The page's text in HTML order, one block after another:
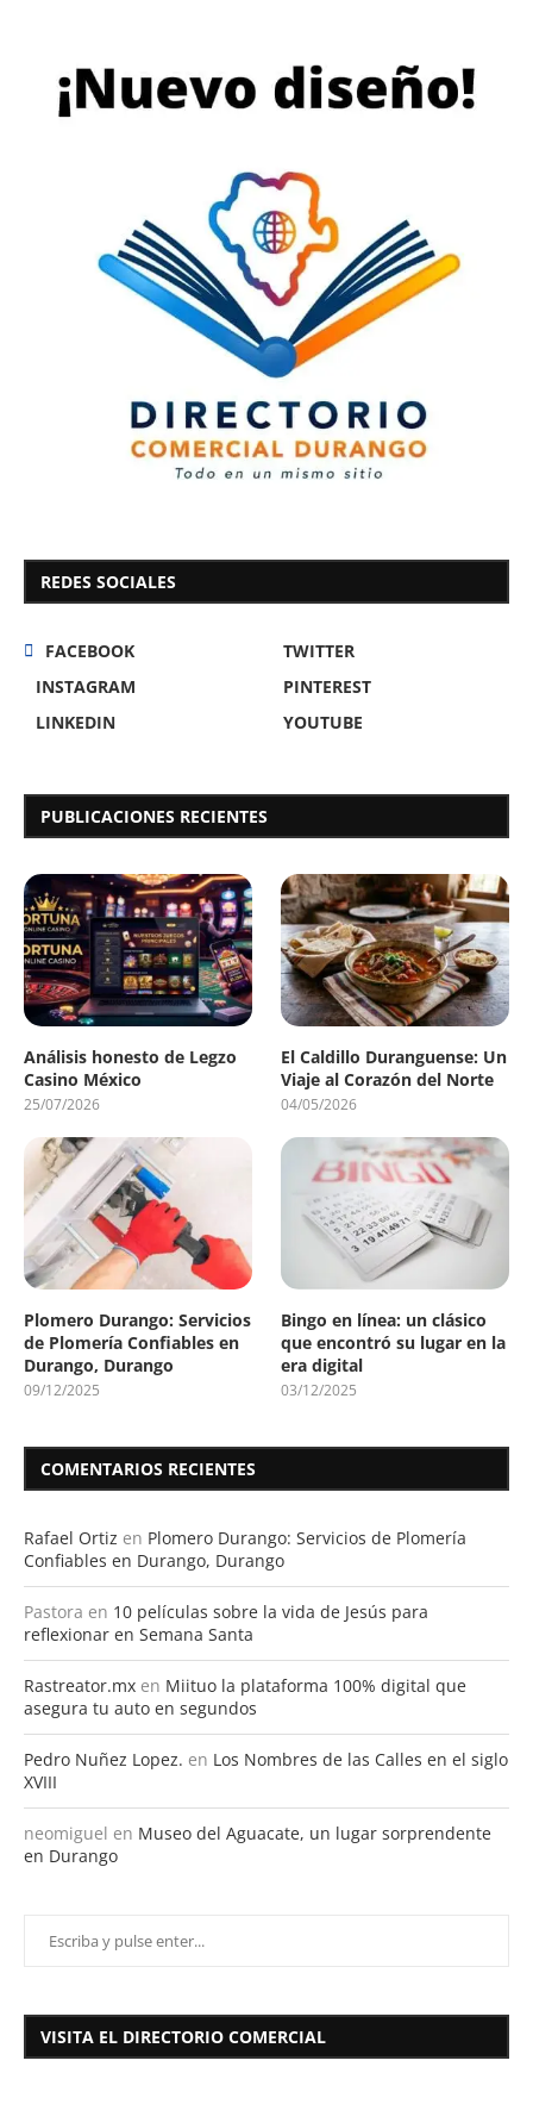
REDES SOCIALES
FACEBOOK
TWITTER
INSTAGRAM
PINTEREST
LINKEDIN
YOUTUBE
PUBLICACIONES RECIENTES
Análisis honesto de Legzo
Casino México
25/07/2026
El Caldillo Duranguense: Un
Viaje al Corazón del Norte
04/05/2026
Plomero Durango: Servicios
de Plomería Confiables en
Durango, Durango
09/12/2025
Bingo en línea: un clásico
que encontró su lugar en la
era digital
03/12/2025
COMENTARIOS RECIENTES
Rafael Ortiz en Plomero Durango: Servicios de Plomería
Confiables en Durango, Durango
Pastora en 10 películas sobre la vida de Jesús para
reflexionar en Semana Santa
Rastreator.mx en Miituo la plataforma 100% digital que
asegura tu auto en segundos
Pedro Nuñez Lopez. en Los Nombres de las Calles en el siglo
XVIII
neomiguel en Museo del Aguacate, un lugar sorprendente
en Durango
VISITA EL DIRECTORIO COMERCIAL